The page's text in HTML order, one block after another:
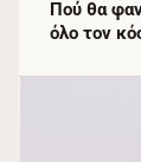
Πού θα
όλο τον